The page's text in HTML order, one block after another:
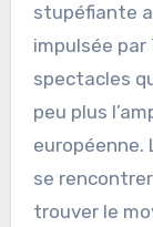
stupéfiante
impulsée par
spectacles
peu plus
européenne.
se
trouver le